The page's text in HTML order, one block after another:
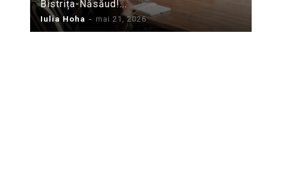
Bistrița-Năsăud!...
Iulia Hoha - mai 21, 2026